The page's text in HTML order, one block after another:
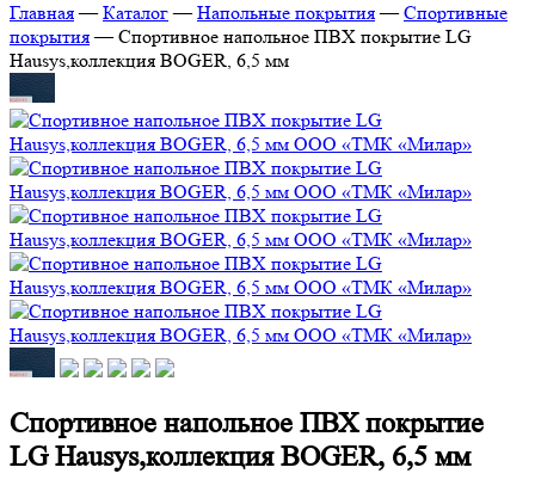
Главная — Каталог — Напольные покрытия — Спортивные
покрытия — Спортивное напольное ПВХ покрытие LG
Hausys,коллекция BOGER, 6,5 мм
Спортивное напольное ПВХ покрытие
LG Hausys,коллекция BOGER, 6,5 мм